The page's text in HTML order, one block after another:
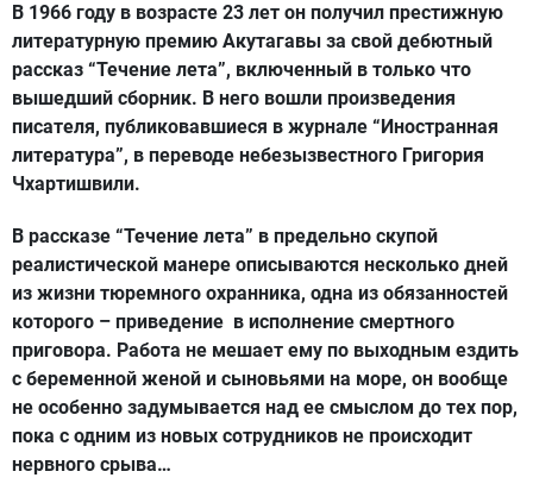
В 1966 году в возрасте 23 лет он получил престижную
литературную премию Акутагавы за свой дебютный
рассказ “Течение лета”, включенный в только что
вышедший сборник. В него вошли произведения
писателя, публиковавшиеся в журнале “Иностранная
литература”, в переводе небезызвестного Григория
Чхартишвили.
В рассказе “Течение лета” в предельно скупой
реалистической манере описываются несколько дней
из жизни тюремного охранника, одна из обязанностей
которого – приведение в исполнение смертного
приговора. Работа не мешает ему по выходным ездить
с беременной женой и сыновьями на море, он вообще
не особенно задумывается над ее смыслом до тех пор,
пока с одним из новых сотрудников не происходит
нервного срыва…